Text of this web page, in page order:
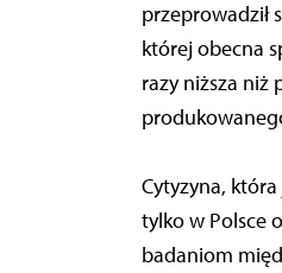
przeprowadził
której obecna
razy niższa
Cytyzyna,
tylko w Polsce
badaniom